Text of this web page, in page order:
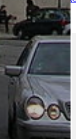
OSOBNOST